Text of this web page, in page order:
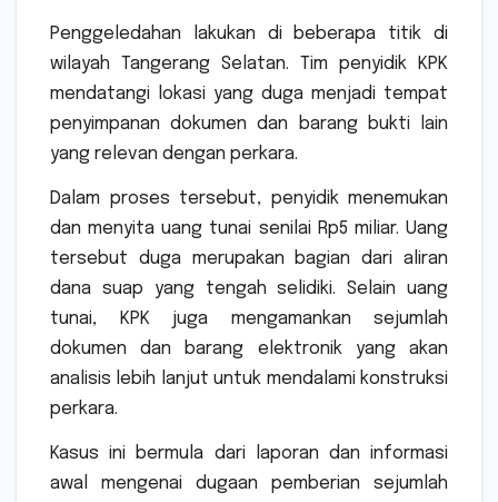
Penggeledahan lakukan di beberapa titik di
wilayah Tangerang Selatan. Tim penyidik KPK
mendatangi lokasi yang duga menjadi tempat
penyimpanan dokumen dan barang bukti lain
yang relevan dengan perkara.
Dalam proses tersebut, penyidik menemukan
dan menyita uang tunai senilai Rp5 miliar. Uang
tersebut duga merupakan bagian dari aliran
dana suap yang tengah selidiki. Selain uang
tunai, KPK juga mengamankan sejumlah
dokumen dan barang elektronik yang akan
analisis lebih lanjut untuk mendalami konstruksi
perkara.
Kasus ini bermula dari laporan dan informasi
awal mengenai dugaan pemberian sejumlah